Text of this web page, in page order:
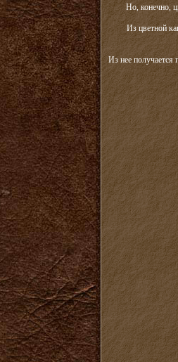
Но, конечно,
Из цветной
Из нее получается